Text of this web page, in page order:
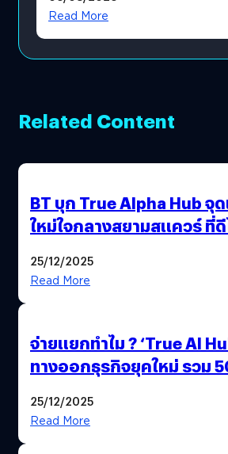
?
Read More
Related Content
BT บุก True Alpha Hub จุ
ใหม่ใจกลางสยามสแควร์ ที่
25/12/2025
Read More
จ่ายแยกทำไม ? ‘True AI
ทางออกธุรกิจยุคใหม่ รวม
25/12/2025
Read More